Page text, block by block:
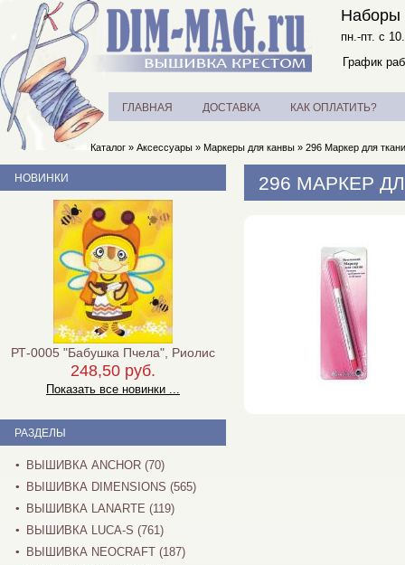
Наборы
пн.-пт. с
График
ГЛАВНАЯ ДОСТАВКА КАК ОПЛАТИТЬ?
Каталог » Аксессуары » Маркеры для канвы » 296 Маркер для
296 МАРКЕР
НОВИНКИ
РТ-0005 "Бабушка Пчела", Риолис
248,50 руб.
Показать все новинки ...
РАЗДЕЛЫ
ВЫШИВКА ANCHOR (70)
ВЫШИВКА DIMENSIONS (565)
ВЫШИВКА LANARTE (119)
ВЫШИВКА LUCA-S (761)
ВЫШИВКА NEOCRAFT (187)